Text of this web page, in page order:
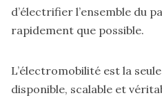
d’électrifier l’ensemble du
rapidement que possible.
L’électromobilité est la
disponible, scalable et